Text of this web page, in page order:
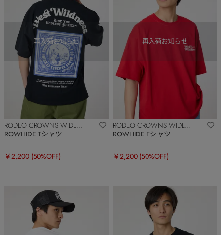
RODEO CROWNS WIDE
BOWL
ROWHIDE Tシャツ
￥2,200 (50%OFF)
RODEO CROWNS WIDE
BOWL
ROWHIDE Tシャツ
￥2,200 (50%OFF)